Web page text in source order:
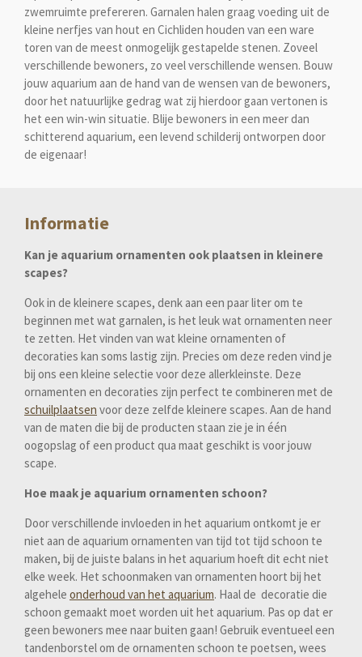
zwemruimte prefereren. Garnalen halen graag voeding uit de
kleine nerfjes van hout en Cichliden houden van een ware
toren van de meest onmogelijk gestapelde stenen. Zoveel
verschillende bewoners, zo veel verschillende wensen. Bouw
jouw aquarium aan de hand van de wensen van de bewoners,
door het natuurlijke gedrag wat zij hierdoor gaan vertonen is
het een win-win situatie. Blije bewoners in een meer dan
schitterend aquarium, een levend schilderij ontworpen door
de eigenaar!
Informatie
Kan je aquarium ornamenten ook plaatsen in kleinere
scapes?
Ook in de kleinere scapes, denk aan een paar liter om te
beginnen met wat garnalen, is het leuk wat ornamenten neer
te zetten. Het vinden van wat kleine ornamenten of
decoraties kan soms lastig zijn. Precies om deze reden vind je
bij ons een kleine selectie voor deze allerkleinste. Deze
ornamenten en decoraties zijn perfect te combineren met de
schuilplaatsen voor deze zelfde kleinere scapes. Aan de hand
van de maten die bij de producten staan zie je in één
oogopslag of een product qua maat geschikt is voor jouw
scape.
Hoe maak je aquarium ornamenten schoon?
Door verschillende invloeden in het aquarium ontkomt je er
niet aan de aquarium ornamenten van tijd tot tijd schoon te
maken, bij de juiste balans in het aquarium hoeft dit echt niet
elke week. Het schoonmaken van ornamenten hoort bij het
algehele onderhoud van het aquarium. Haal de decoratie die
schoon gemaakt moet worden uit het aquarium. Pas op dat er
geen bewoners mee naar buiten gaan! Gebruik eventueel een
tandenborstel om de ornamenten schoon te poetsen, wees